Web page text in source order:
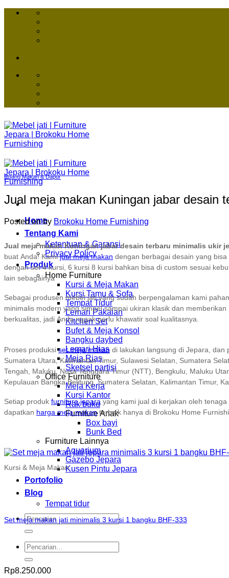
Skip
Home
Tentang Kami
Ketentuan & Garansi
Privacy Policy
Produk
Home Furniture
Kursi & Meja Makan
Kursi Tamu & Sofa
Tempat Tidur
Lemari Pakaian
Kitchen Set
Bufet & Meja Konsol
Bangku daybed
Lemari Hias
Meja Rias
Sketsel partisi
Office Furniture
Meja Kerja
Kursi Kantor
Rak buku
Furniture Anak
Box bayi
Bunk Bed
Furniture Lainnya
Aquarium
Gazebo Jepara
Kusen Pintu Jepara
Portofolio
Blog
Tempat tidur
Pencarian
untuk:
Pencarian
untuk:
Ruang Makan & Dapur
Jual meja makan Kuningan jabar desain
Posted onby Brokoku Home Furnishing
Jual meja makan Kuningan jabar desain terbaru minimalis ukir
buat Anda! Kamijual meja makan dengan berbagai desain yang
dengan set 4 kursi, 6 kursi 8 kursi bahkan bisa di custom sesuai
lain sebagainya
Sebagai produsen mebel jati yang sudah berpengalaman kami
minimalis modern yang simpel sampai ukiran klasik dan
berkualitas, jadi Anda nggak perlu khawatir soal kualitasnya.
Proses produksiset meja makan di lakukan langsung di Jepara, dan
Sumatera Utara, Kalimantan Timur, Sulawesi Selatan, Sumatera
Tengah, Maluku, Nusa Tenggara Timur (NTT), Bengkulu, Maluku
Kepulauan Bangka Belitung, Sumatera Selatan, Kalimantan Timur,
Setiap produk furniture jeparayang kami jual di kerjakan oleh
dapatkan harga meja makanterbaik hanya di Brokoku Home
Kursi & Meja Makan
Set meja makan jati minimalis 3 kursi 1 bangku BHF-333
Rp8.250.000